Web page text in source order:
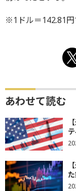
※1ドル＝142.81
あわせて読む